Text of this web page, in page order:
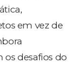
em vez de
os desafios do